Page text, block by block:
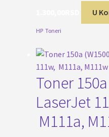
U
HP, Toneri
Toner
LaserJet
M111a,